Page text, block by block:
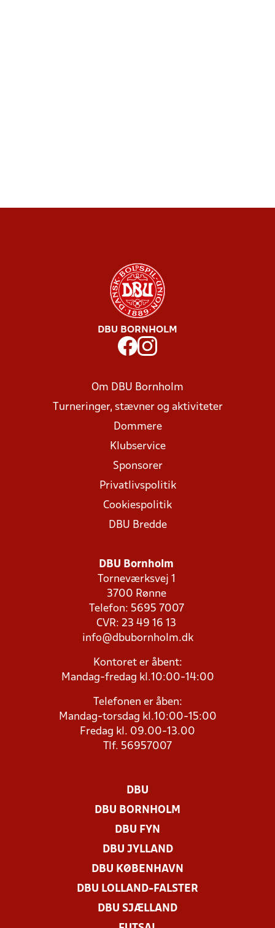
DBU BORNHOLM
Om DBU Bornholm
Turneringer, stævner og aktiviteter
Dommere
Klubservice
Sponsorer
Privatlivspolitik
Cookiespolitik
DBU Bredde
DBU Bornholm
Torneværksvej 1
3700 Rønne
Telefon: 5695 7007
CVR: 23 49 16 13
info@dbubornholm.dk
Kontoret er åbent:
Mandag-fredag kl.10:00-14:00
Telefonen er åben:
Mandag-torsdag kl.10:00-15:00
Fredag kl. 09.00-13.00
Tlf. 56957007
DBU
DBU BORNHOLM
DBU FYN
DBU JYLLAND
DBU KØBENHAVN
DBU LOLLAND-FALSTER
DBU SJÆLLAND